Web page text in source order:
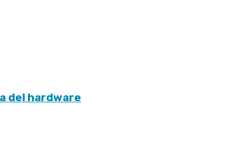
del hardware